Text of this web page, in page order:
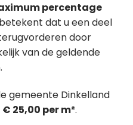
percentage
dat u een deel
door
van de geldende
gemeente Dinkelland
€ 25,00 per m².